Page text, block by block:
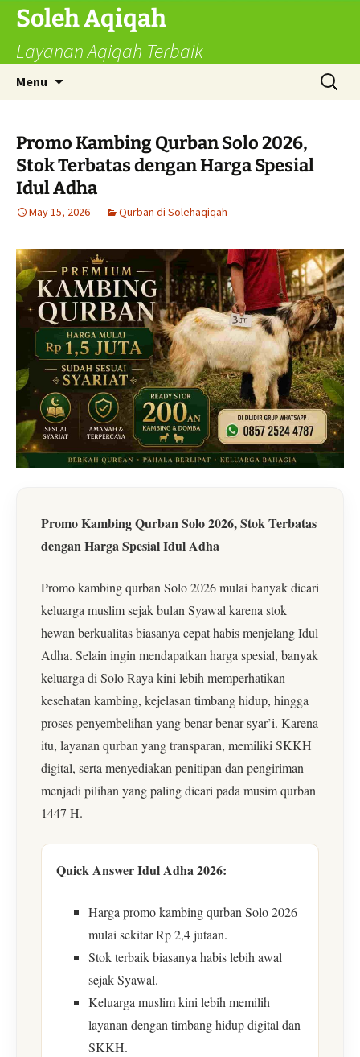
Skip
content
Soleh Aqiqah
Layanan Aqiqah Terbaik
Menu
Search
for:
Promo Kambing Qurban Solo 2026,
Stok Terbatas dengan Harga Spesial
Idul Adha
May 15, 2026 Qurban di Solehaqiqah
Promo Kambing Qurban Solo 2026, Stok Terbatas
dengan Harga Spesial Idul Adha
Promo kambing qurban Solo 2026 mulai banyak dicari
keluarga muslim sejak bulan Syawal karena stok
hewan berkualitas biasanya cepat habis menjelang Idul
Adha. Selain ingin mendapatkan harga spesial, banyak
keluarga di Solo Raya kini lebih memperhatikan
kesehatan kambing, kejelasan timbang hidup, hingga
proses penyembelihan yang benar-benar syar’i. Karena
itu, layanan qurban yang transparan, memiliki SKKH
digital, serta menyediakan penitipan dan pengiriman
menjadi pilihan yang paling dicari pada musim qurban
1447 H.
Quick Answer Idul Adha 2026:
Harga promo kambing qurban Solo 2026
mulai sekitar Rp 2,4 jutaan.
Stok terbaik biasanya habis lebih awal
sejak Syawal.
Keluarga muslim kini lebih memilih
layanan dengan timbang hidup digital dan
SKKH.